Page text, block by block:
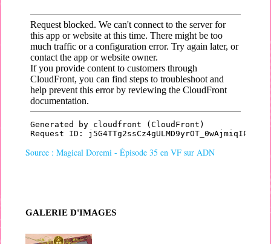
Source : Magical Doremi - Épisode 35 en VF sur ADN
GALERIE D'IMAGES